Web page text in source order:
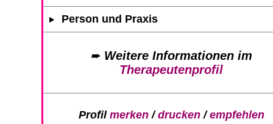
Person und Praxis
➨ Weitere Informationen im
Therapeutenprofil
Profil merken/drucken/empfehlen